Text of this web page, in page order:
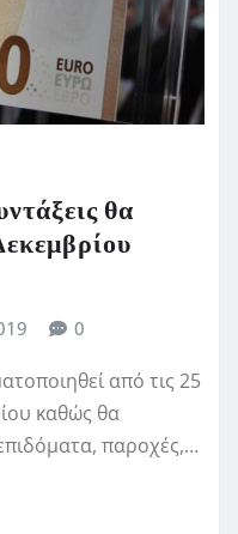
θα
0
από τις 25
καθώς θα
παροχές,…